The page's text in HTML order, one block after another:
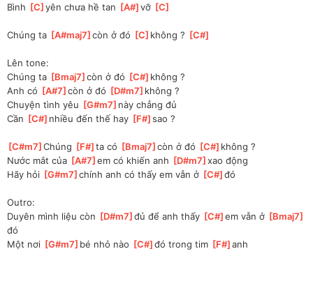
Bình [C ]
yên chưa hề tan [A# ]
vỡ [C
Chúng ta [A#maj7 ]
còn ở đó [C ]không ? [C#
Lên tone:
Chúng ta [Bmaj7 ]
còn ở đó [C# ]không ?
Anh có [A#7 ]
còn ở đó [D#m7 ]không ?
Chuyện tình yêu [G#m7 ]này chẳng đủ
Cần [C# ]nhiều đến thế hay [F# ]
sao ?
[C#m7 ]
Chúng [F# ]ta có [Bmaj7 ]
còn ở đó [C# ]không ?
Nước mắt của [A#7 ]
em có khiến anh [D#m7 ]
xao động
Hãy hỏi [G#m7 ]
chính anh có thấy em vẫn ở [C# ]
đó
Outro:
Duyên mình liệu còn [D#m7 ]
đủ để anh thấy [C# ]
em vẫn ở [Bmaj7
đó
Một nơi [G#m7 ]bé nhỏ nào [C# ]
đó trong tim [F# ]
anh